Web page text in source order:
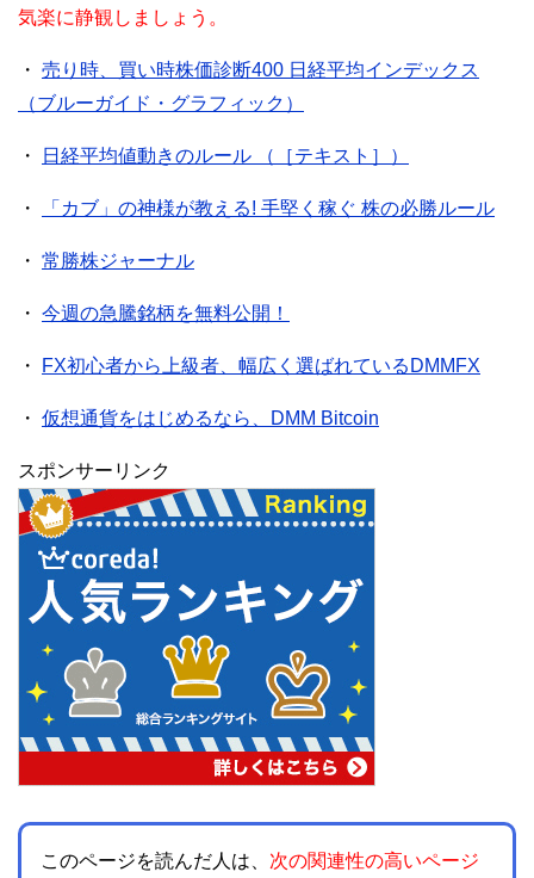
気楽に静観しましょう。
・ 売り時、買い時株価診断400 日経平均インデックス
（ブルーガイド・グラフィック）
・ 日経平均値動きのルール （［テキスト］）
・ 「カブ」の神様が教える! 手堅く稼ぐ 株の必勝ルール
・ 常勝株ジャーナル
・ 今週の急騰銘柄を無料公開！
・ FX初心者から上級者、幅広く選ばれているDMMFX
・ 仮想通貨をはじめるなら、DMM Bitcoin
スポンサーリンク
このページを読んだ人は、 次の関連性の高いページ